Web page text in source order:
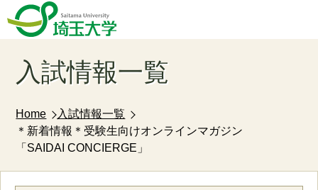
入試情報一覧
Home
入試情報一覧
＊新着情報＊受験生向けオンラインマガジン
「SAIDAI CONCIERGE」